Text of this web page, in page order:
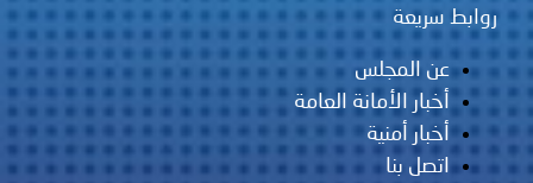
روابط سريعة
عن المجلس
أخبار الأمانة العامة
أخبار أمنية
اتصل بنا